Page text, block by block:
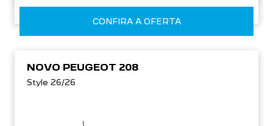
CONFIRA A OFERTA
NOVO PEUGEOT 208
Style 26/26